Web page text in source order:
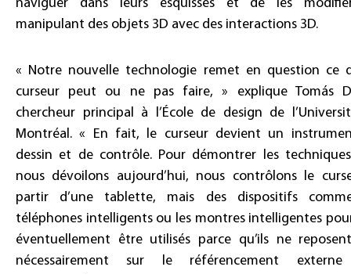
naviguer dans leurs esquisses et de les
manipulant des objets 3D avec des interactions 3D.
« Notre nouvelle technologie remet en question ce
curseur peut ou ne pas faire, » explique Tomás
chercheur principal à l’École de design de
Montréal. « En fait, le curseur devient un
dessin et de contrôle. Pour démontrer les
nous dévoilons aujourd’hui, nous contrôlons le
partir d’une tablette, mais des dispositifs
téléphones intelligents ou les montres intelligentes
éventuellement être utilisés parce qu’ils ne
nécessairement sur le référencement